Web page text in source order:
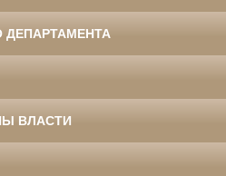
ДЕПАРТАМЕНТА
ВЛАСТИ